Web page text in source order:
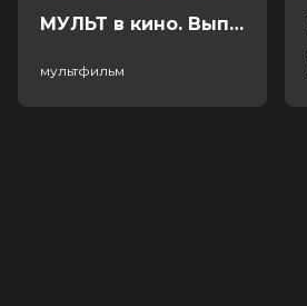
МУЛЬТ в кино. Выпуск №198. Некогда скучать (0+)
мультфильм